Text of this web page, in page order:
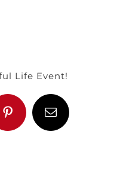
Life Event!
PinterestE-
Mail